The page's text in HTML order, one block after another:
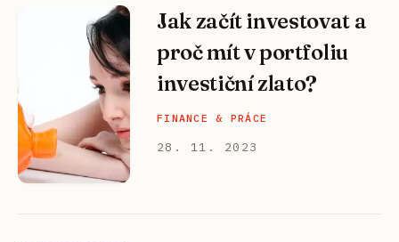
Jak začít investovat a
proč mít v portfoliu
investiční zlato?
FINANCE & PRÁCE
28. 11. 2023